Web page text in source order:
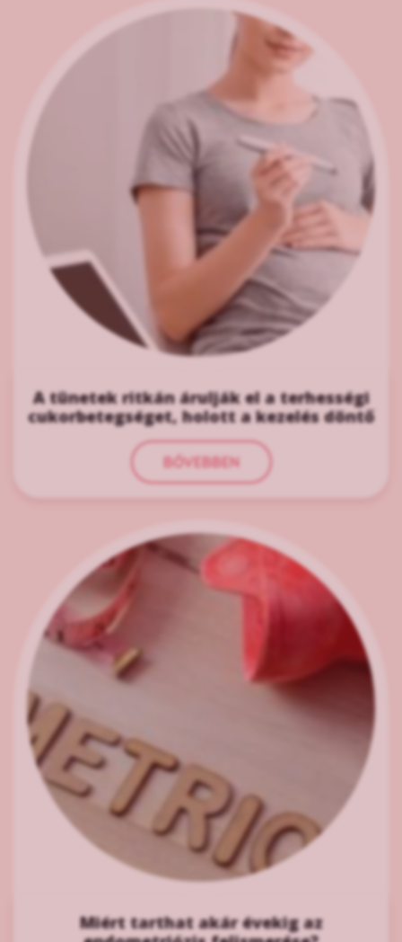
A tünetek ritkán árulják el a terhességi
cukorbetegséget, holott a kezelés döntő
BŐVEBBEN
Miért tarthat akár évekig az